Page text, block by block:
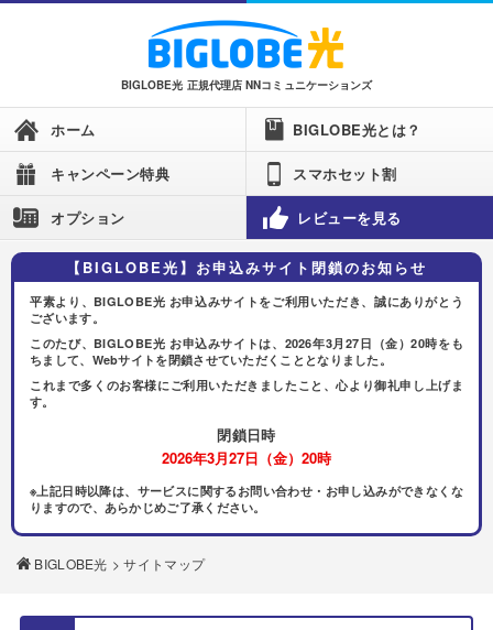
BIGLOBE光 正規代理店 NNコミュニケーションズ
ホーム BIGLOBE光とは？
キャンペーン特典 スマホセット割
オプション レビューを見る
【BIGLOBE光】お申込みサイト閉鎖のお知らせ
平素より、BIGLOBE光 お申込みサイトをご利用いただき、誠にありがとう
ございます。
このたび、BIGLOBE光 お申込みサイトは、2026年3月27日（金）20時をも
ちまして、Webサイトを閉鎖させていただくこととなりました。
これまで多くのお客様にご利用いただきましたこと、心より御礼申し上げま
す。
閉鎖日時
2026年3月27日（金）20時
※上記日時以降は、サービスに関するお問い合わせ・お申し込みができなくな
りますので、あらかじめご了承ください。
BIGLOBE光 > サイトマップ